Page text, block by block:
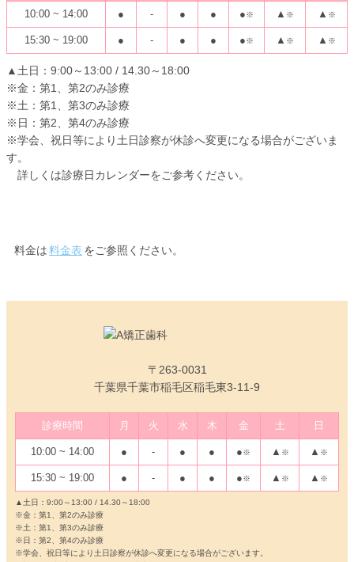
10:00 ~ 14:00 ● - ● ● ●※ ▲ ※ ▲ ※
15:30 ~ 19:00 ● - ● ● ●※ ▲ ※ ▲ ※
▲土日：9:00～13:00 / 14.30～18:00
※金：第1、第2のみ診療
※土：第1、第3のみ診療
※日：第2、第4のみ診療
※学会、祝日等により土日診察が休診へ変更になる場合がございま
す。
詳しくは診療日カレンダーをご参考ください。
料金は料金表 をご参照ください。
〒263-0031
千葉県千葉市稲毛区稲毛東3-11-9
診療時間 月 火 水 木 金 土 日
10:00 ~ 14:00 ● - ● ● ●※ ▲ ※ ▲ ※
15:30 ~ 19:00 ● - ● ● ●※ ▲ ※ ▲ ※
▲土日：9:00～13:00 / 14.30～18:00
※金：第1、第2のみ診療
※土：第1、第3のみ診療
※日：第2、第4のみ診療
※学会、祝日等により土日診察が休診へ変更になる場合がございます。